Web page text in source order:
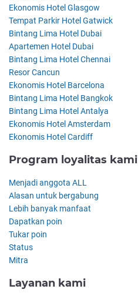
Ekonomis Hotel Glasgow
Tempat Parkir Hotel Gatwick
Bintang Lima Hotel Dubai
Apartemen Hotel Dubai
Bintang Lima Hotel Chennai
Resor Cancun
Ekonomis Hotel Barcelona
Bintang Lima Hotel Bangkok
Bintang Lima Hotel Antalya
Ekonomis Hotel Amsterdam
Ekonomis Hotel Cardiff
Program loyalitas kami
Menjadi anggota ALL
Alasan untuk bergabung
Lebih banyak manfaat
Dapatkan poin
Tukar poin
Status
Mitra
Layanan kami